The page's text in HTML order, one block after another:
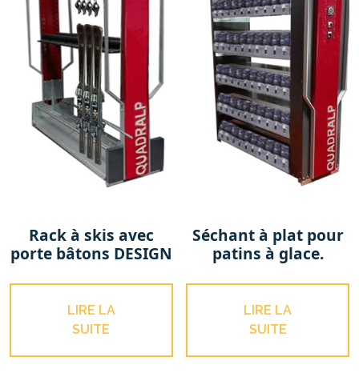
Rack à skis avec
porte bâtons DESIGN
LIRE LA
SUITE
Séchant à plat pour
patins à glace.
LIRE LA
SUITE